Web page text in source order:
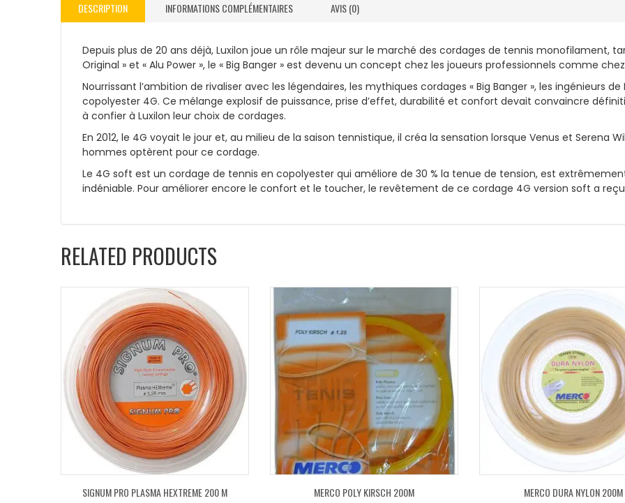
DESCRIPTION INFORMATIONS COMPLÉMENTAIRES AVIS (0)
Depuis plus de 20 ans déjà, Luxilon joue un rôle majeur sur le marché des cordages de tennis monofilament,
Original » et « Alu Power », le « Big Banger » est devenu un concept chez les joueurs professionnels comme
Nourrissant l’ambition de rivaliser avec les légendaires, les mythiques cordages « Big Banger », les ingénieurs
copolyester 4G. Ce mélange explosif de puissance, prise d’effet, durabilité et confort devait convaincre
à confier à Luxilon leur choix de cordages.
En 2012, le 4G voyait le jour et, au milieu de la saison tennistique, il créa la sensation lorsque Venus et Serena
hommes optèrent pour ce cordage.
Le 4G soft est un cordage de tennis en copolyester qui améliore de 30 % la tenue de tension, est
indéniable. Pour améliorer encore le confort et le toucher, le revêtement de ce cordage 4G version soft a
RELATED PRODUCTS
SIGNUM PRO PLASMA HEXTREME 200 M
MERCO POLY KIRSCH 200M
MERCO DURA NYLON 200M